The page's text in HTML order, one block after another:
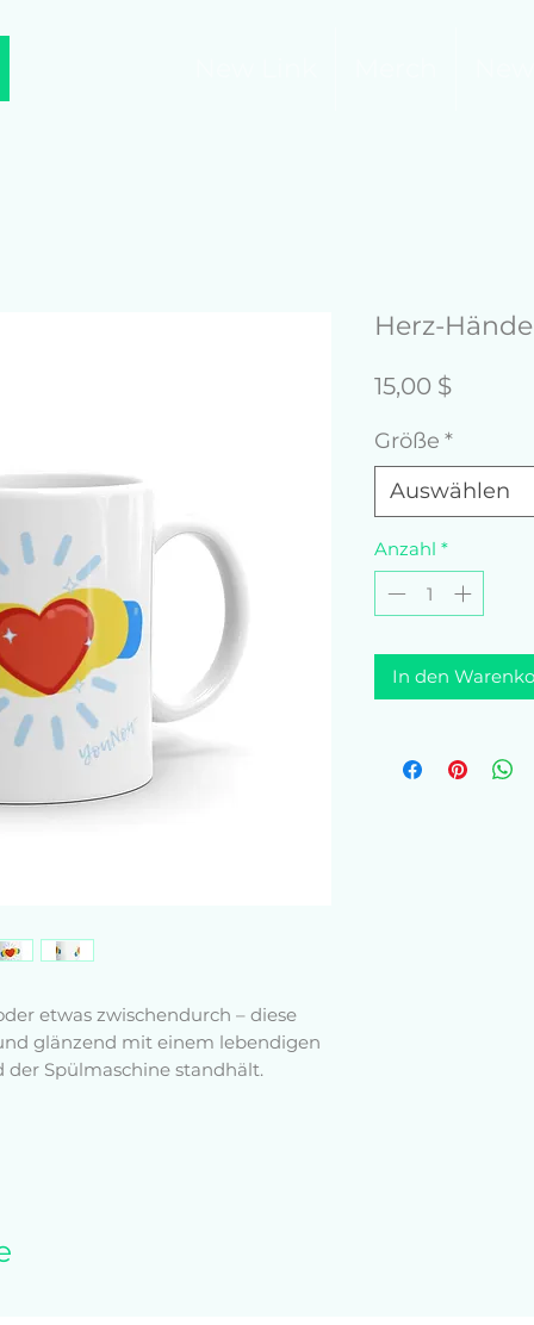
etwas zwischendurch – diese
glänzend mit einem lebendigen
der Spülmaschine standhält.
Herz-
15,00 $Preis
Größe *
Auswählen
Anzahl *
In den